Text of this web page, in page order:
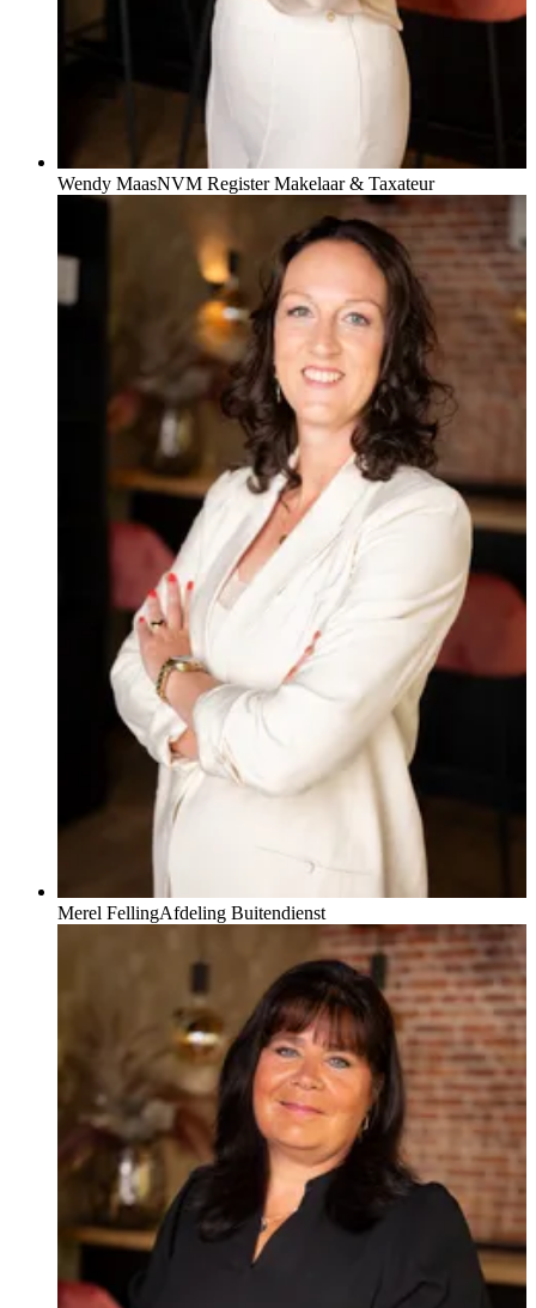
Wendy MaasNVM Register Makelaar & Taxateur
Merel FellingAfdeling Buitendienst